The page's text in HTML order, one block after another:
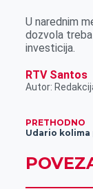
U narednim
dozvola
investicija.
RTV Santos
Autor:
PRETHODNO